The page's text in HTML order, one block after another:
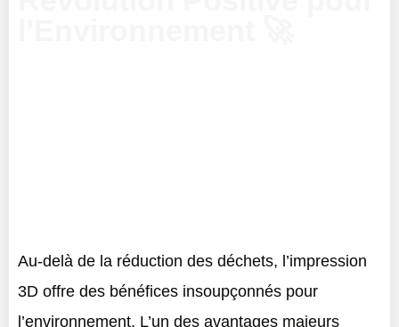
Au-delà de la réduction des déchets, l’impression
3D offre des bénéfices insoupçonnés pour
l’environnement. L’un des avantages majeurs